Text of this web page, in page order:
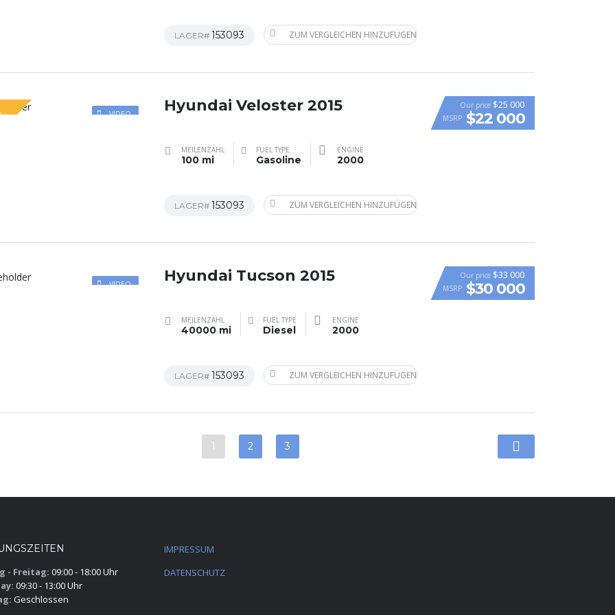
LAGER# 153093 ZUM VERGLEICHEN HINZUFÜGEN
VIDEO
Our price $25 000
MSRP $22 000
Hyundai Veloster 2015
MEILENZAHL
100 mi
FUEL TYPE
Gasoline
ENGINE
2000
LAGER# 153093 ZUM VERGLEICHEN HINZUFÜGEN
VIDEO
Our price $33 000
MSRP $30 000
Hyundai Tucson 2015
MEILENZAHL
40000 mi
FUEL TYPE
Diesel
ENGINE
2000
LAGER# 153093 ZUM VERGLEICHEN HINZUFÜGEN
1 2 3
- Freitag: 09:00 - 18:00 Uhr
09:30 - 13:00 Uhr
Geschlossen
IMPRESSUM
DATENSCHUTZ